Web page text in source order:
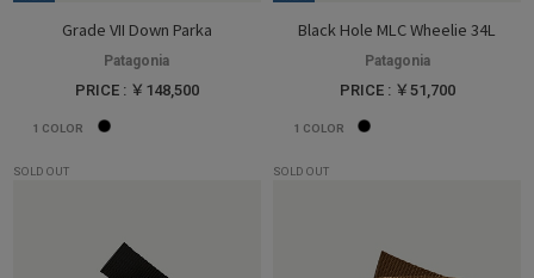
Grade VII Down Parka
Patagonia
PRICE : ￥148,500
1 COLOR
Black Hole MLC Wheelie 34L
Patagonia
PRICE : ￥51,700
1 COLOR
SOLD OUT SOLD OUT